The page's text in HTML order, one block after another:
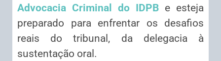
Advocacia Criminal do IDPB e esteja
preparado para enfrentar os desafios
reais do tribunal, da delegacia à
sustentação oral.